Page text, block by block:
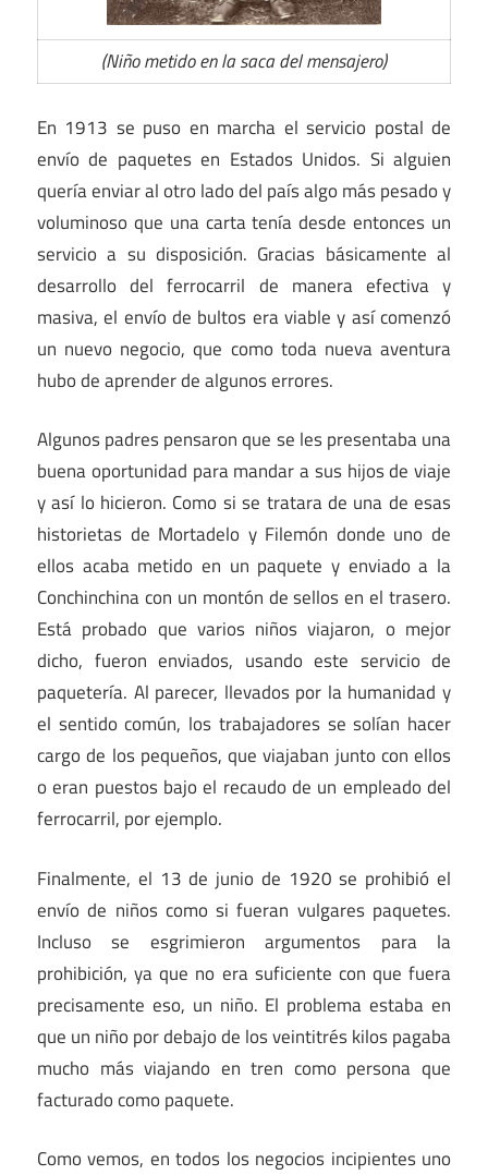
(Niño metido en la saca del mensajero)
En 1913 se puso en marcha el servicio postal de
envío de paquetes en Estados Unidos. Si alguien
quería enviar al otro lado del país algo más pesado y
voluminoso que una carta tenía desde entonces un
servicio a su disposición. Gracias básicamente al
desarrollo del ferrocarril de manera efectiva y
masiva, el envío de bultos era viable y así comenzó
un nuevo negocio, que como toda nueva aventura
hubo de aprender de algunos errores.
Algunos padres pensaron que se les presentaba una
buena oportunidad para mandar a sus hijos de viaje
y así lo hicieron. Como si se tratara de una de esas
historietas de Mortadelo y Filemón donde uno de
ellos acaba metido en un paquete y enviado a la
Conchinchina con un montón de sellos en el trasero.
Está probado que varios niños viajaron, o mejor
dicho, fueron enviados, usando este servicio de
paquetería. Al parecer, llevados por la humanidad y
el sentido común, los trabajadores se solían hacer
cargo de los pequeños, que viajaban junto con ellos
o eran puestos bajo el recaudo de un empleado del
ferrocarril, por ejemplo.
Finalmente, el 13 de junio de 1920 se prohibió el
envío de niños como si fueran vulgares paquetes.
Incluso se esgrimieron argumentos para la
prohibición, ya que no era suficiente con que fuera
precisamente eso, un niño. El problema estaba en
que un niño por debajo de los veintitrés kilos pagaba
mucho más viajando en tren como persona que
facturado como paquete.
Como vemos, en todos los negocios incipientes uno